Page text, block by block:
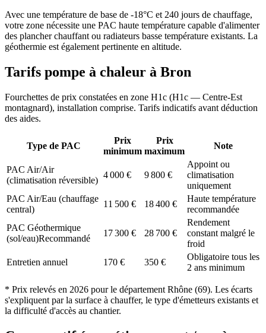
Avec une température de base de -18°C et 240 jours de chauffage,
votre zone nécessite une PAC haute température capable d'alimenter
des plancher chauffant ou radiateurs basse température existants. La
géothermie est également pertinente en altitude.
Tarifs pompe à chaleur à Bron
Fourchettes de prix constatées en zone H1c (H1c — Centre-Est
montagnard), installation comprise. Tarifs indicatifs avant déduction
des aides.
Type de PAC
Prix
minimum
Prix
maximum
Note
PAC Air/Air
(climatisation réversible)
4 000 € 9 800 €
Appoint ou
climatisation
uniquement
PAC Air/Eau (chauffage
central)
11 500 € 18 400 €
Haute température
recommandée
PAC Géothermique
(sol/eau)Recommandé
17 300 € 28 700 €
Rendement
constant malgré le
froid
Entretien annuel
170 € 350 €
Obligatoire tous les
2 ans minimum
* Prix relevés en 2026 pour le département Rhône (69). Les écarts
s'expliquent par la surface à chauffer, le type d'émetteurs existants et
la difficulté d'accès au chantier.